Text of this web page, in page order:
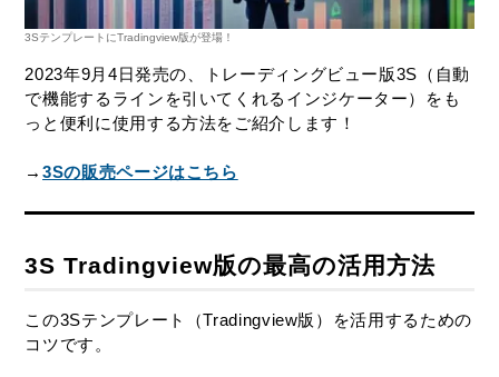
3SテンプレートにTradingview版が登場！
2023年9月4日発売の、トレーディングビュー版3S（自動
で機能するラインを引いてくれるインジケーター）をも
っと便利に使用する方法をご紹介します！
→3Sの販売ページはこちら
3S Tradingview版の最高の活用方法
この3Sテンプレート（Tradingview版）を活用するための
コツです。